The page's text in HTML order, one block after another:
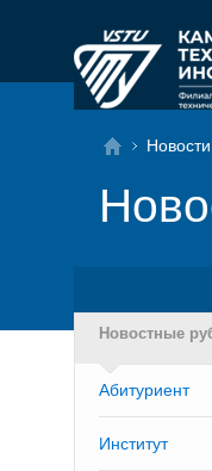
Новости
Новостные
Абитуриент
Институт